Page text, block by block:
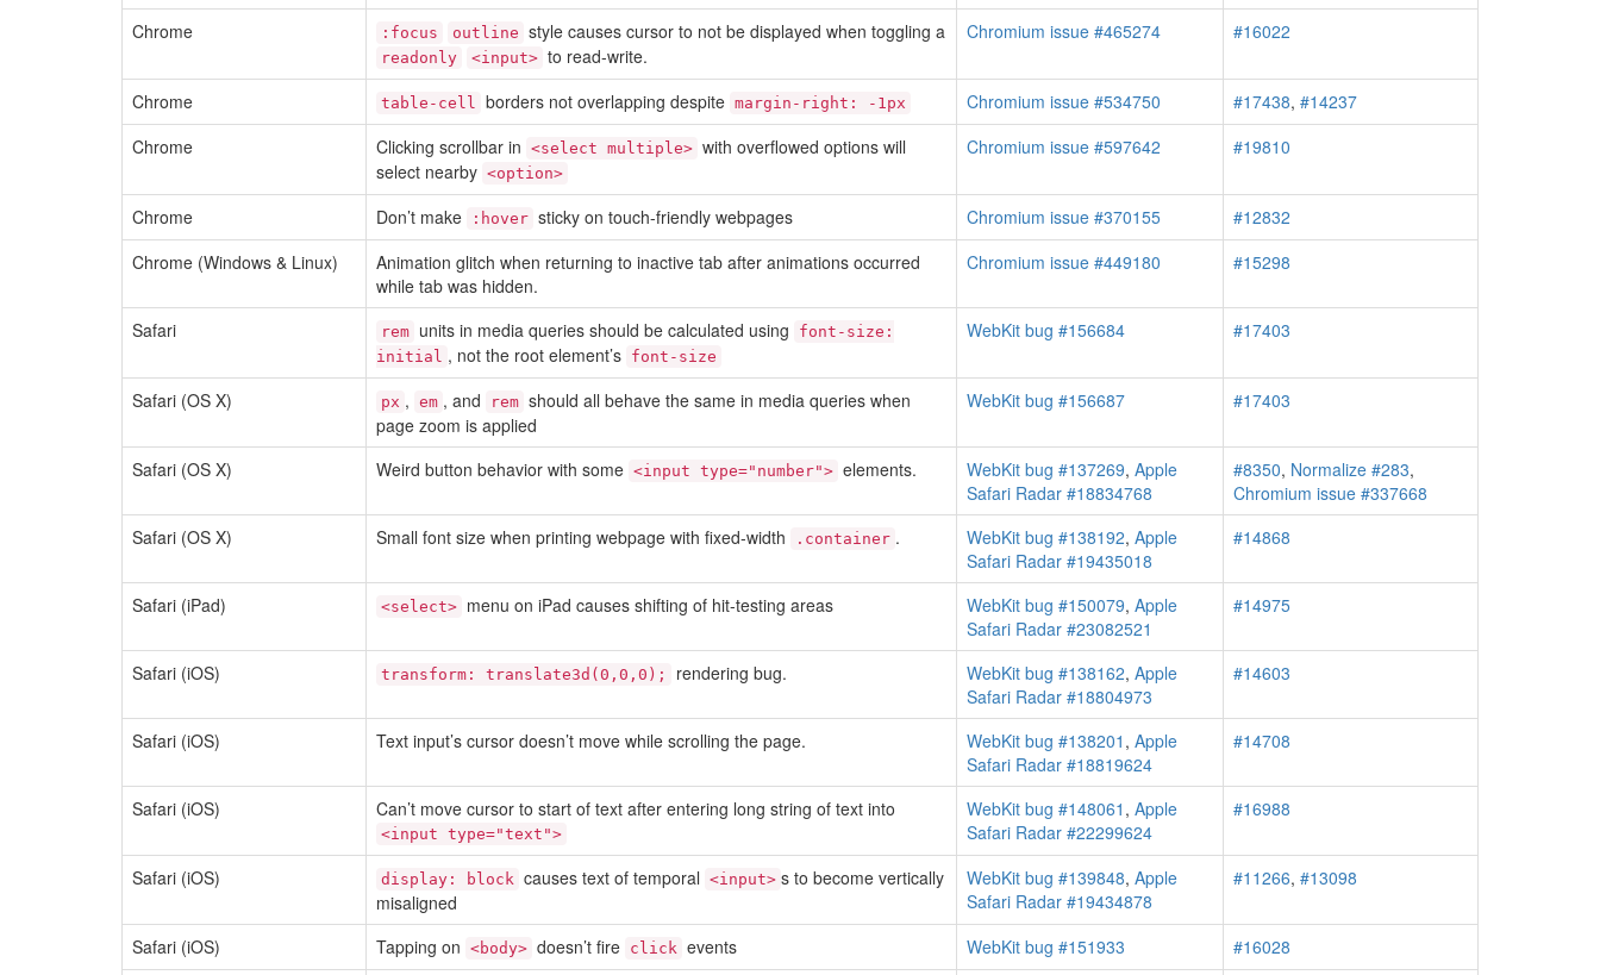
Chrome
:focus outline style causes cursor to not be displayed when toggling a
readonly <input> to read-write.
Chromium issue #465274 #16022
Chrome table-cell borders not overlapping despite margin-right: -1px Chromium issue #534750 #17438, #14237
Chrome
Clicking scrollbar in <select multiple> with overflowed options will
select nearby <option>
Chromium issue #597642 #19810
Chrome Don’t make :hover sticky on touch-friendly webpages Chromium issue #370155
#12832
Chrome (Windows & Linux)
Animation glitch when returning to inactive tab after animations occurred
while tab was hidden.
Chromium issue #449180 #15298
Safari rem units in media queries should be calculated using
font-size:
initial , not the root element’s font-size
WebKit bug #156684 #17403
Safari (OS X) px , em , and rem should all behave the same in media queries when
page zoom is applied
WebKit bug #156687 #17403
Safari (OS X) Weird button behavior with some <input type="number"> elements. WebKit bug #137269, Apple
Safari Radar #18834768
#8350, Normalize #283,
Chromium issue #337668
Safari (OS X)
Small font size when printing webpage with fixed-width .container . WebKit bug #138192, Apple
Safari Radar #19435018
#14868
Safari (iPad) <select> menu on iPad causes shifting of hit-testing areas WebKit bug #150079, Apple
Safari Radar #23082521
#14975
Safari (iOS) transform: translate3d(0,0,0); rendering bug. WebKit bug #138162, Apple
Safari Radar #18804973
#14603
Safari (iOS) Text input’s cursor doesn’t move while scrolling the page. WebKit bug #138201 , Apple
Safari Radar #18819624
#14708
Safari (iOS) Can’t move cursor to start of text after entering long string of text into
<input type="text">
WebKit bug #148061 , Apple
Safari Radar #22299624
#16988
Safari (iOS) display: block causes text of temporal <input> s to become vertically
misaligned
WebKit bug #139848, Apple
Safari Radar #19434878
#11266, #13098
Safari (iOS) Tapping on <body> doesn’t fire click events WebKit bug #151933
#16028